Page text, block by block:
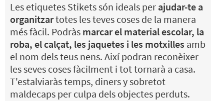
Les etiquetes Stikets són ideals per ajudar-te a
organitzartotes les teves coses de la manera
més fàcil. Podràs marcar el material escolar, la
roba, el calçat, les jaquetes i les motxilles amb
el nom dels teus nens. Així podran reconèixer
les seves coses fàcilment i tot tornarà a casa.
T'estalviaràs temps, diners y sobretot
maldecaps per culpa dels objectes perduts.